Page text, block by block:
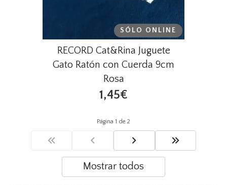
SÓLO ONLINE
RECORD Cat&Rina Juguete
Gato Ratón con Cuerda 9cm
Rosa
1,45€
Página 1 de 2
Mostrar todos